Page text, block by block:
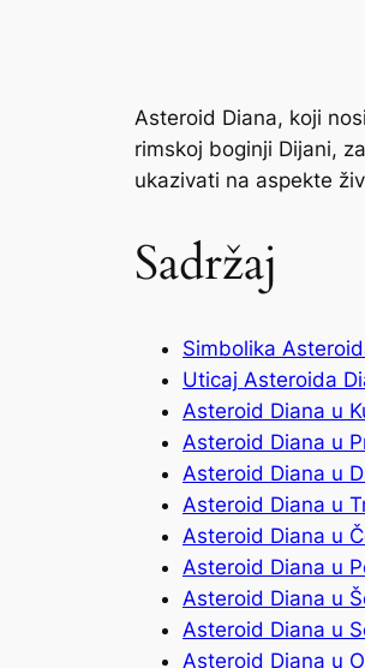
Asteroid Diana, koji
rimskoj boginji Dijani,
ukazivati na aspekte
Sadržaj
Simbolika
Uticaj Asteroida
Asteroid Diana u
Asteroid Diana u
Asteroid Diana u
Asteroid Diana u
Asteroid Diana u
Asteroid Diana u
Asteroid Diana u
Asteroid Diana u
Asteroid Diana u